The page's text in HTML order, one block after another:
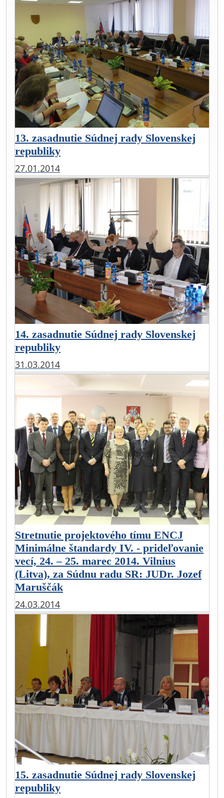
13. zasadnutie Súdnej rady Slovenskej
republiky
27.01.2014
14. zasadnutie Súdnej rady Slovenskej
republiky
31.03.2014
Stretnutie projektového tímu ENCJ
Minimálne štandardy IV. - prideľovanie
vecí, 24. – 25. marec 2014. Vilnius
(Litva), za Súdnu radu SR: JUDr. Jozef
Maruščák
24.03.2014
15. zasadnutie Súdnej rady Slovenskej
republiky